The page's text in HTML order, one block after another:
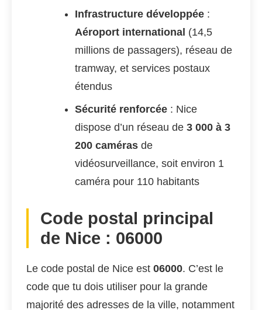
Infrastructure développée:
Aéroport international (14,5
millions de passagers), réseau de
tramway, et services postaux
étendus
Sécurité renforcée: Nice
dispose d’un réseau de 3 000 à 3
200 camérasde
vidéosurveillance, soit environ 1
caméra pour 110 habitants
Code postal principal
de Nice : 06000
Le code postal de Nice est 06000. C’est le
code que tu dois utiliser pour la grande
majorité des adresses de la ville, notamment